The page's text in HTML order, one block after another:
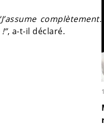
complètement.
, a-t-il déclaré.